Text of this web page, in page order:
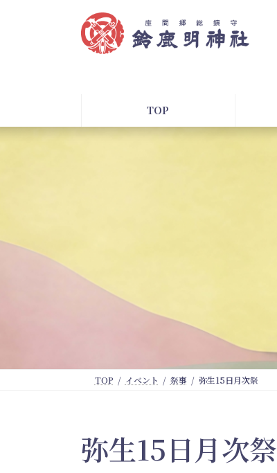
ッ
移
TOP
TOP イベント 祭事 弥生15日月次祭
弥生15日月次祭